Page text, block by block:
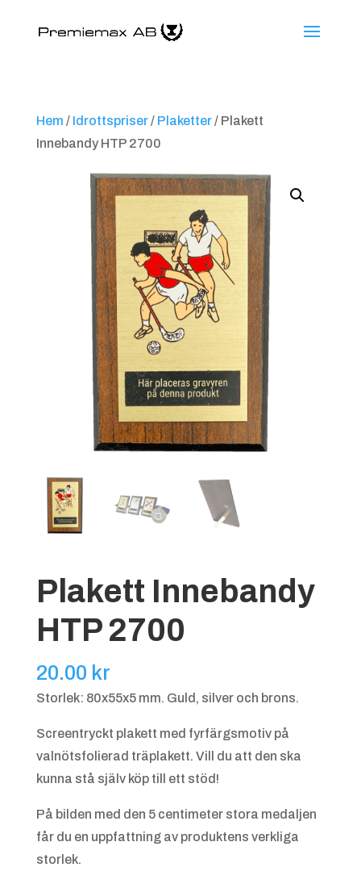
Hem / Idrottspriser/ Plaketter/ Plakett
Innebandy HTP 2700
Plakett Innebandy
HTP 2700
20.00 kr
Storlek: 80x55x5 mm. Guld, silver och brons.
Screentryckt plakett med fyrfärgsmotiv på
valnötsfolierad träplakett. Vill du att den ska
kunna stå själv köp till ett stöd!
På bilden med den 5 centimeter stora medaljen
får du en uppfattning av produktens verkliga
storlek.